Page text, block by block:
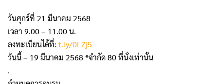
วันศุกร์ที่ 21 มีนาคม 2568
เวลา 9.00 – 11.00 น.
ลงทะเบียนได้ที่: t.ly/0LZj5
วันนี้ – 19 มีนาคม 2568 *จำกัด 80 ที่นั่งเท่านั้น
.